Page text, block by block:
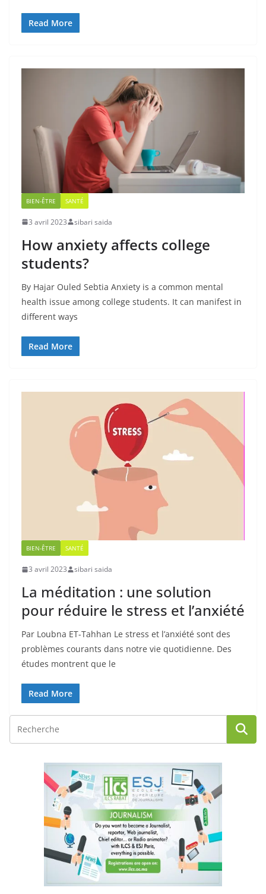
Read More
BIEN-ÊTRE SANTÉ
3 avril 2023 sibari saida
How anxiety affects college
students?
By Hajar Ouled Sebtia Anxiety is a common mental
health issue among college students. It can manifest in
different ways
Read More
BIEN-ÊTRE SANTÉ
3 avril 2023 sibari saida
La méditation : une solution
pour réduire le stress et l’anxiété
Par Loubna ET-Tahhan Le stress et l’anxiété sont des
problèmes courants dans notre vie quotidienne. Des
études montrent que le
Read More